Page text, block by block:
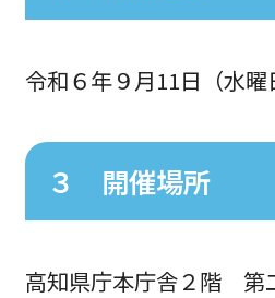
令和６年９月11日（水
３ 開催場所
高知県庁本庁舎２階